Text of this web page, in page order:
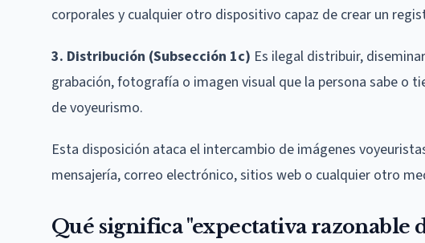
corporales y cualquier otro dispositivo capaz de crear un
3. Distribución (Subsección 1c) Es ilegal distribuir,
grabación, fotografía o imagen visual que la persona sabe o
de voyeurismo.
Esta disposición ataca el intercambio de imágenes
mensajería, correo electrónico, sitios web o cualquier otro
Qué significa "expectativa razonable